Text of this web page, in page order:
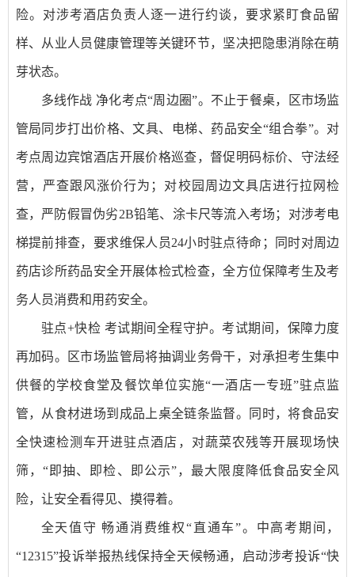
险。对涉考酒店负责人逐一进行约谈，要求紧盯食品留
样、从业人员健康管理等关键环节，坚决把隐患消除在萌
芽状态。
多线作战 净化考点“周边圈”。不止于餐桌，区市场监
管局同步打出价格、文具、电梯、药品安全“组合拳”。对
考点周边宾馆酒店开展价格巡查，督促明码标价、守法经
营，严查跟风涨价行为；对校园周边文具店进行拉网检
查，严防假冒伪劣2B铅笔、涂卡尺等流入考场；对涉考电
梯提前排查，要求维保人员24小时驻点待命；同时对周边
药店诊所药品安全开展体检式检查，全方位保障考生及考
务人员消费和用药安全。
驻点+快检 考试期间全程守护。考试期间，保障力度
再加码。区市场监管局将抽调业务骨干，对承担考生集中
供餐的学校食堂及餐饮单位实施“一酒店一专班”驻点监
管，从食材进场到成品上桌全链条监督。同时，将食品安
全快速检测车开进驻点酒店，对蔬菜农残等开展现场快
筛，“即抽、即检、即公示”，最大限度降低食品安全风
险，让安全看得见、摸得着。
全天值守 畅通消费维权“直通车”。中高考期间，
“12315”投诉举报热线保持全天候畅通，启动涉考投诉“快